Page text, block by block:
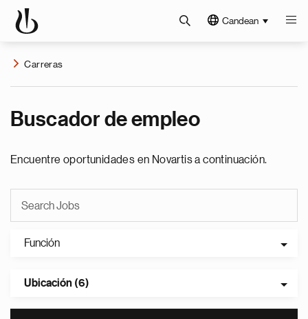
Candean
Carreras
Buscador de empleo
Encuentre oportunidades en Novartis a continuación.
Función
Ubicación (6)